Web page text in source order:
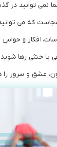
نمی توانید در
که می
افکار و حواس
یا خنثی رها
عشق و سرور را